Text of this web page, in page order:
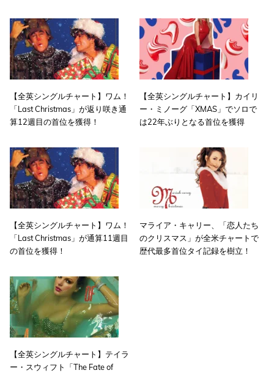
【全英シングルチャート】ワム！
「Last Christmas」が返り咲き通
算12週目の首位を獲得！
【全英シングルチャート】カイリ
ー・ミノーグ「XMAS」でソロで
は22年ぶりとなる首位を獲得
【全英シングルチャート】ワム！
「Last Christmas」が通算11週目
の首位を獲得！
マライア・キャリー、「恋人たち
のクリスマス」が全米チャートで
歴代最多首位タイ記録を樹立！
【全英シングルチャート】テイラ
ー・スウィフト「The Fate of